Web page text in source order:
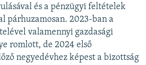
és a pénzügyi feltételek
párhuzamosan. 2023-ban a
valamennyi gazdasági
romlott, de 2024 első
negyedévhez képest a bizottság